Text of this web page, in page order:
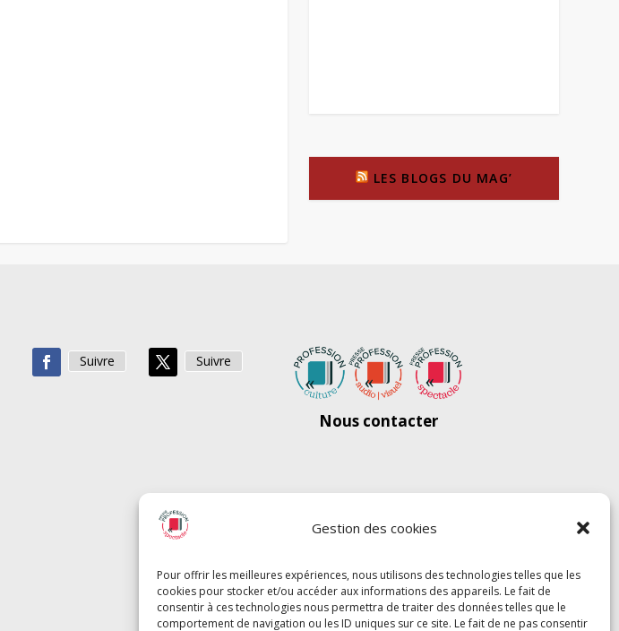
Gestion des cookies
Pour offrir les meilleures expériences, nous utilisons des technologies telles que les
cookies pour stocker et/ou accéder aux informations des appareils. Le fait de
consentir à ces technologies nous permettra de traiter des données telles que le
comportement de navigation ou les ID uniques sur ce site. Le fait de ne pas consentir
LES BLOGS DU MAG’
Suivre Suivre
Nous contacter